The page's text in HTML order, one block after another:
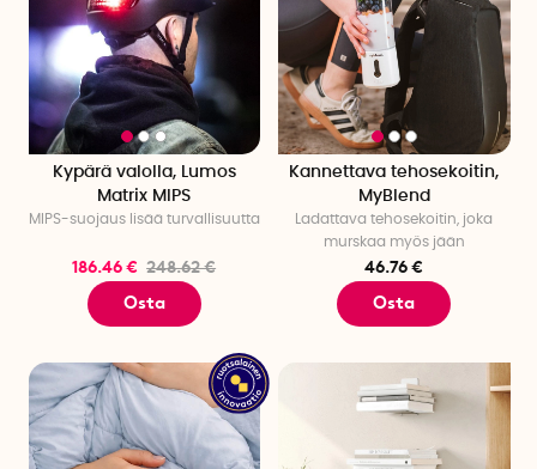
Kypärä valolla, Lumos
Matrix MIPS
MIPS-suojaus lisää turvallisuutta
186.46 € 248.62 €
Osta
Kannettava tehosekoitin,
MyBlend
Ladattava tehosekoitin, joka
murskaa myös jään
46.76 €
Osta